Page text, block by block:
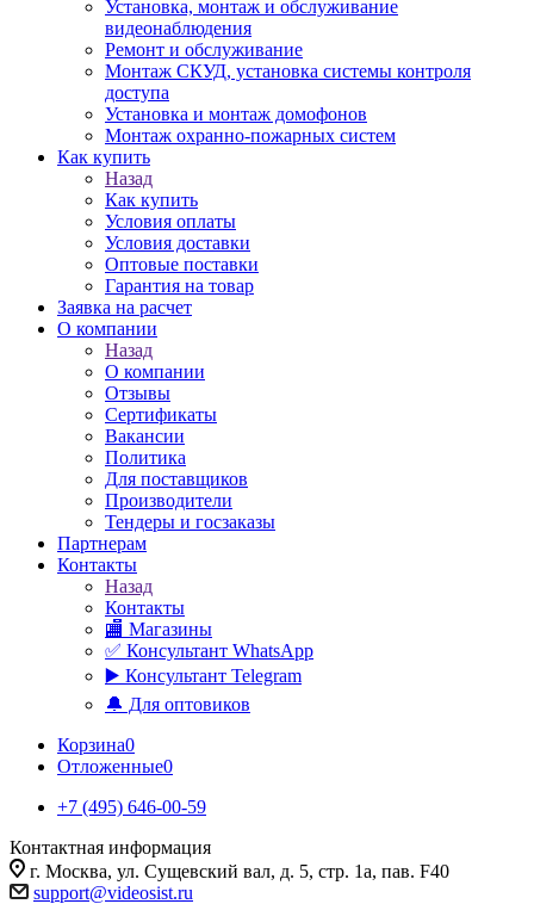
Установка, монтаж и обслуживание
видеонаблюдения
Ремонт и обслуживание
Монтаж СКУД, установка системы контроля
доступа
Установка и монтаж домофонов
Монтаж охранно-пожарных систем
Как купить
Назад
Как купить
Условия оплаты
Условия доставки
Оптовые поставки
Гарантия на товар
Заявка на расчет
О компании
Назад
О компании
Отзывы
Сертификаты
Вакансии
Политика
Для поставщиков
Производители
Тендеры и госзаказы
Партнерам
Контакты
Назад
Контакты
🏬 Магазины
✅️ Консультант WhatsApp
▶️ Консультант Telegram
🔔 Для оптовиков
Корзина0
Отложенные0
+7 (495) 646-00-59
Контактная информация
г. Москва, ул. Сущевский вал, д. 5, стр. 1а, пав. F40
support@videosist.ru